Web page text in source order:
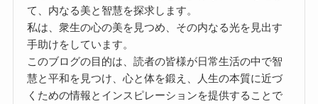
て、内なる美と智慧を探求します。
私は、衆生の心の美を見つめ、その内なる光を見出す
手助けをしています。
このブログの目的は、読者の皆様が日常生活の中で智
慧と平和を見つけ、心と体を鍛え、人生の本質に近づ
くための情報とインスピレーションを提供することで